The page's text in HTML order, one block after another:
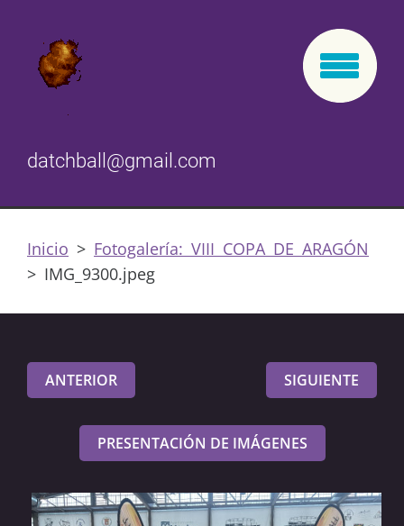
datchball@gmail.com
Inicio > Fotogalería: VIII COPA DE ARAGÓN
> IMG_9300.jpeg
ANTERIOR SIGUIENTE
PRESENTACIÓN DE IMÁGENES